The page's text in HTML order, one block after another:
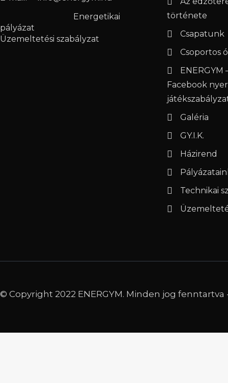
Energetikai
pályázat
Üzemeltetési szabályzat
története
Csapatunk
Csoportos
ENERGYM
Facebook
Galéria
GY.I.K.
Házirend
Technikai
© Copyright 2022 ENERGYM. Minden jog